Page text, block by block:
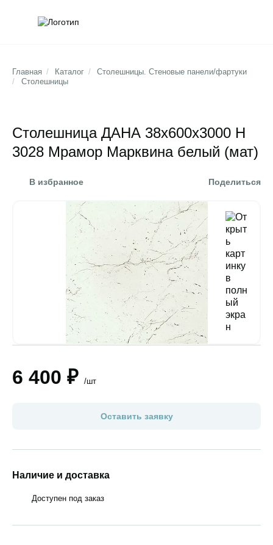
Главная / Каталог /
Столешницы. Стеновые панели/фартуки
/
Столешницы
Столешница ДАНА 38х600х3000 Н
3028 Мрамор Марквина белый (мат)
В избранное Поделиться
6 400 ₽ /шт
Оставить заявку
Наличие и доставка
Доступен под заказ